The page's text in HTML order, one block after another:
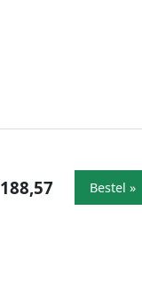
188,57 Bestel »